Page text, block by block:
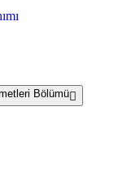
Bölümü